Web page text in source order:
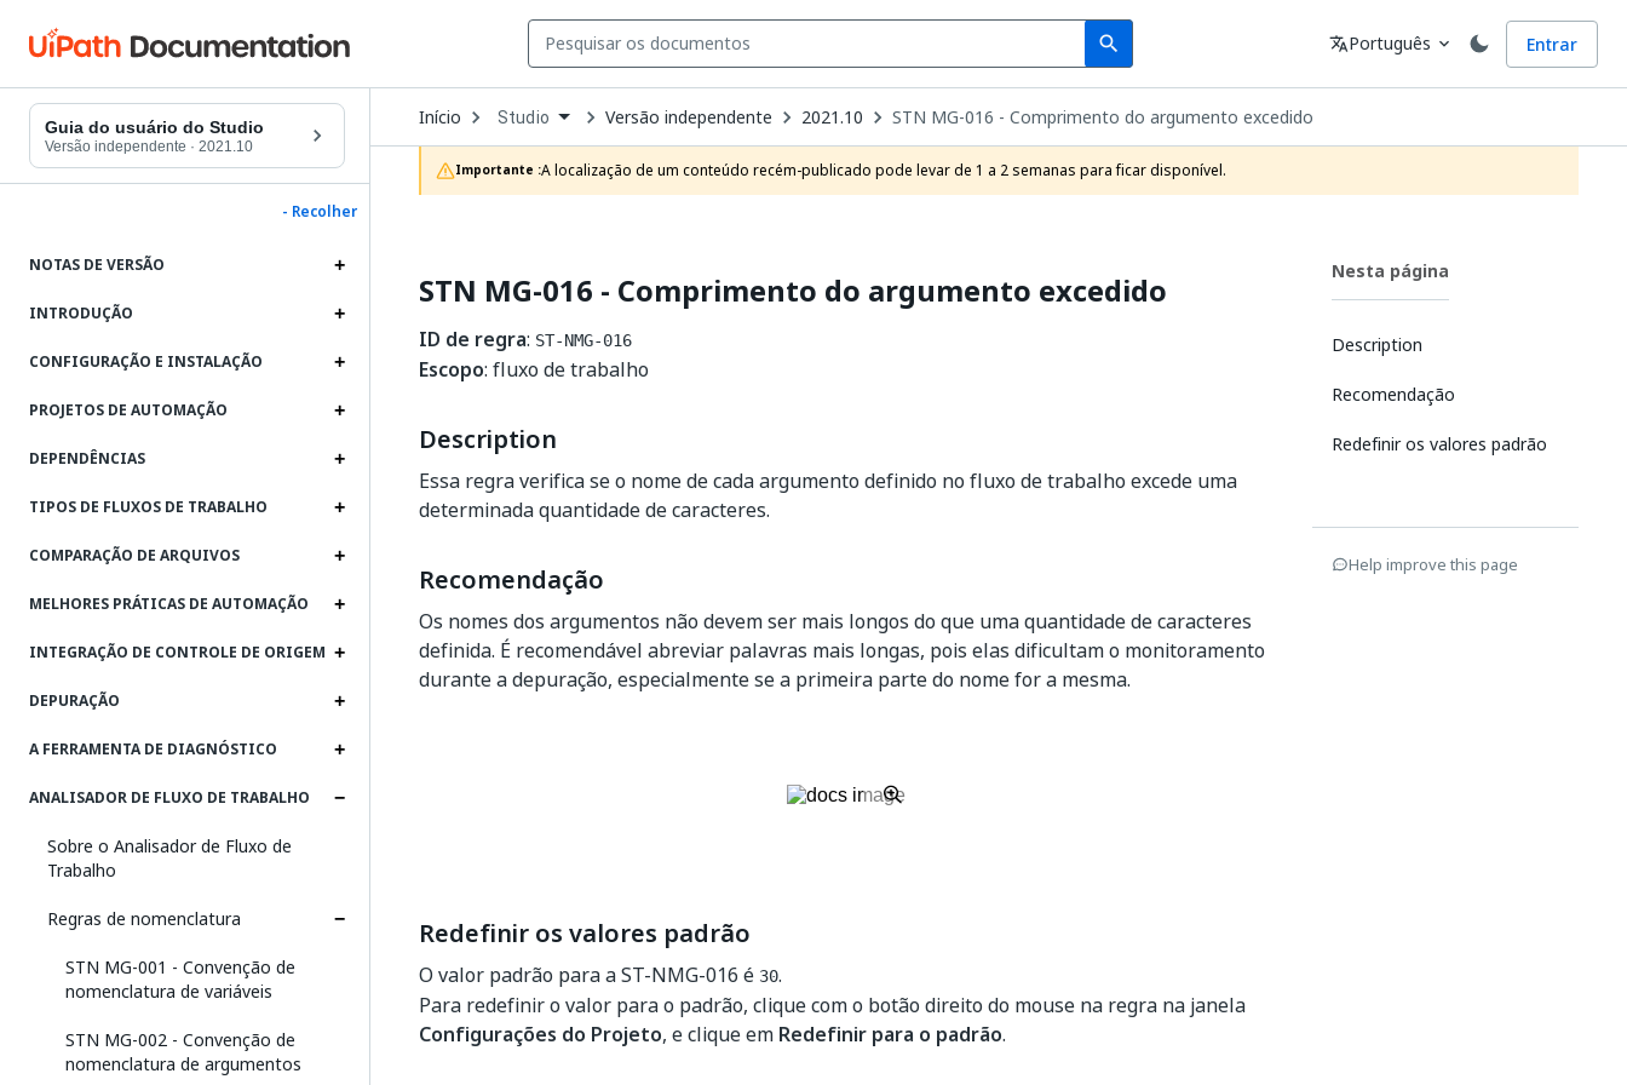
search
Search Idioma
translatePortuguês expand_more Entrar
Guia do usuário do Studio
Versão independente · 2021.10
- Recolher
NOTAS DE VERSÃO
INTRODUÇÃO
CONFIGURAÇÃO E INSTALAÇÃO
PROJETOS DE AUTOMAÇÃO
DEPENDÊNCIAS
TIPOS DE FLUXOS DE TRABALHO
COMPARAÇÃO DE ARQUIVOS
MELHORES PRÁTICAS DE AUTOMAÇÃO
INTEGRAÇÃO DE CONTROLE DE ORIGEM
DEPURAÇÃO
A FERRAMENTA DE DIAGNÓSTICO
ANALISADOR DE FLUXO DE TRABALHO
Sobre o Analisador de Fluxo de
Trabalho
Regras de nomenclatura
STN MG-001 - Convenção de
nomenclatura de variáveis
STN MG-002 - Convenção de
nomenclatura de argumentos
Início Open
Dropdown
to
choose
product
Studio Versão independente 2021.10 STN MG-016 - Comprimento do argumento excedido
Importante :A localização de um conteúdo recém-publicado pode levar de 1 a 2 semanas para ficar disponível.
STN MG-016 - Comprimento do argumento excedido
ID de regra: ST-NMG-016
Escopo: fluxo de trabalho
Description
Essa regra verifica se o nome de cada argumento definido no fluxo de trabalho excede uma
determinada quantidade de caracteres.
Recomendação
Os nomes dos argumentos não devem ser mais longos do que uma quantidade de caracteres
definida. É recomendável abreviar palavras mais longas, pois elas dificultam o monitoramento
durante a depuração, especialmente se a primeira parte do nome for a mesma.
Redefinir os valores padrão
O valor padrão para a ST-NMG-016 é 30.
Para redefinir o valor para o padrão, clique com o botão direito do mouse na regra na janela
Configurações do Projeto, e clique em Redefinir para o padrão.
Nesta página
Description
Recomendação
Redefinir os valores padrão
Help improve this page